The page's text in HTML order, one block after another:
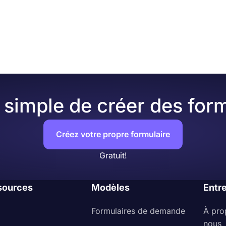
de créer des
Créez votre propre formulaire
Gratuit!
Modèles
Formulaires de demande
À
nous